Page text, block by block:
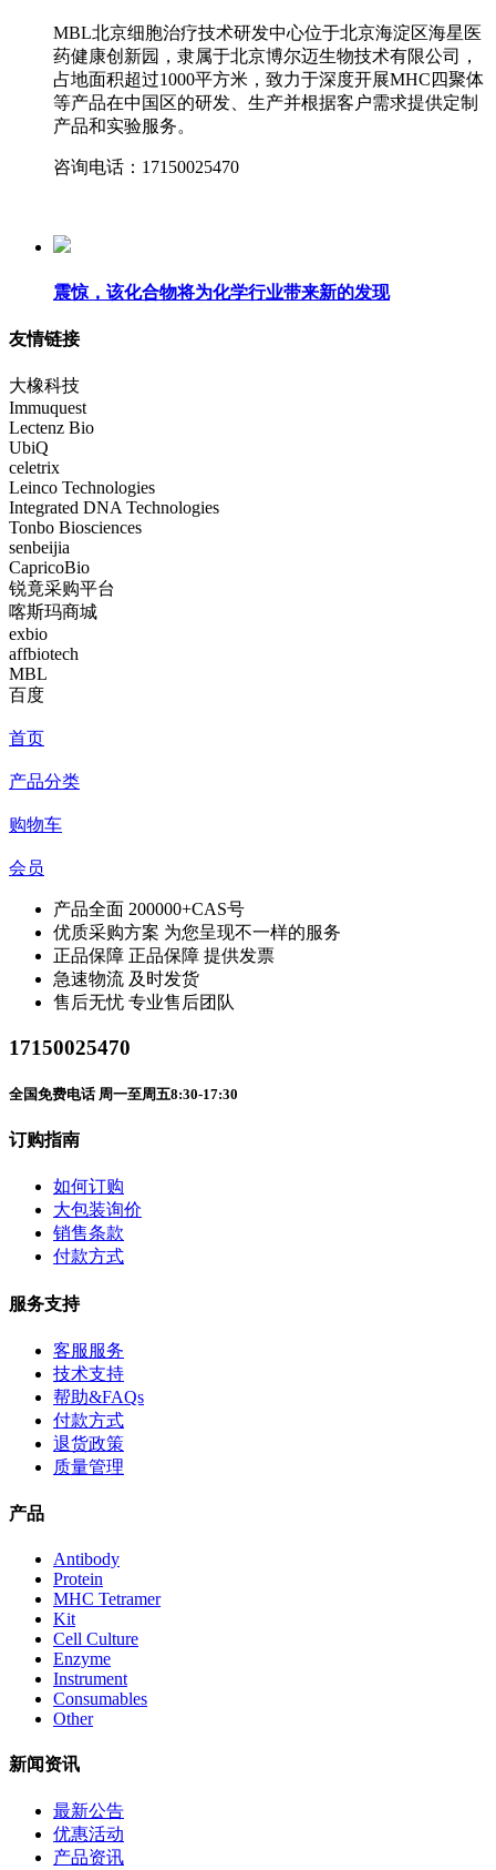
MBL北京细胞治疗技术研发中心位于北京海淀区海星医
药健康创新园，隶属于北京博尔迈生物技术有限公司，
占地面积超过1000平方米，致力于深度开展MHC四聚体
等产品在中国区的研发、生产并根据客户需求提供定制
产品和实验服务。
咨询电话：17150025470
震惊，该化合物将为化学行业带来新的发现
友情链接
大橡科技
Immuquest
Lectenz Bio
UbiQ
celetrix
Leinco Technologies
Integrated DNA Technologies
Tonbo Biosciences
senbeijia
CapricoBio
锐竟采购平台
喀斯玛商城
exbio
affbiotech
MBL
百度
首页
产品分类
购物车
会员
产品全面 200000+CAS号
优质采购方案 为您呈现不一样的服务
正品保障 正品保障 提供发票
急速物流 及时发货
售后无忧 专业售后团队
17150025470
全国免费电话 周一至周五8:30-17:30
订购指南
如何订购
大包装询价
销售条款
付款方式
服务支持
客服服务
技术支持
帮助&FAQs
付款方式
退货政策
质量管理
产品
Antibody
Protein
MHC Tetramer
Kit
Cell Culture
Enzyme
Instrument
Consumables
Other
新闻资讯
最新公告
优惠活动
产品资讯